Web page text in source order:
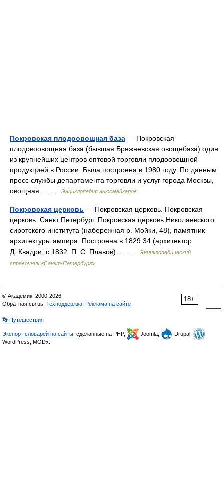
Покровская плодоовощная база — Покровская
плодовоовощная база (бывшая Брежневская овощебаза) один
из крупнейших центров оптовой торговли плодоовощной
продукцией в России. Была построена в 1980 году. По данным
пресс службы департамента торговли и услуг города Москвы,
овощная… …
Энциклопедия ньюсмейкеров
Покровская церковь — Покровская церковь. Покровская
церковь. Санкт Петербург. Покровская церковь Николаевского
сиротского института (набережная р. Мойки, 48), памятник
архитектуры ампира. Построена в 1829 34 (архитектор
Д. Квадри, с 1832 П. С. Плавов).… …
Энциклопедический
справочник «Санкт-Петербург»
18+
© Академик, 2000-2026
Обратная связь: Техподдержка Реклама на сайте
👣 Путешествия
Экспорт словарей на сайты , сделанные на PHP, Joomla,
Drupal,
WordPress, MODx.